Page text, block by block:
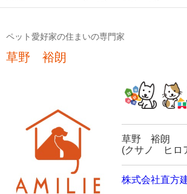
ペット愛好家の住まいの専門家
草野 裕朗
草野 裕朗
(クサノ ヒロ
株式会社直方